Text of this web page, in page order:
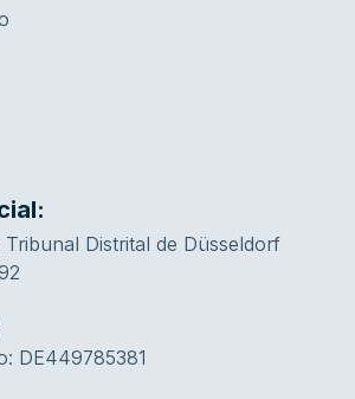
Tribunal Distrital de Düsseldorf
DE449785381